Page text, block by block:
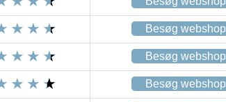
Besøg webshop
Besøg webshop
Besøg webshop